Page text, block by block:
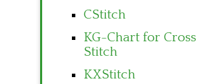
CStitch
KG-Chart for Cross
Stitch
KXStitch